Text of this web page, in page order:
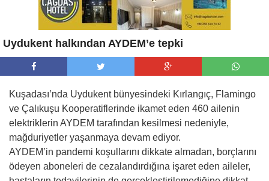
Uydukent halkından AYDEM’e tepki
Kuşadası’nda Uydukent bünyesindeki Kırlangıç, Flamingo
ve Çalıkuşu Kooperatiflerinde ikamet eden 460 ailenin
elektriklerin AYDEM tarafından kesilmesi nedeniyle,
mağduriyetler yaşanmaya devam ediyor.
AYDEM’in pandemi koşullarını dikkate almadan, borçlarını
ödeyen aboneleri de cezalandırdığına işaret eden aileler,